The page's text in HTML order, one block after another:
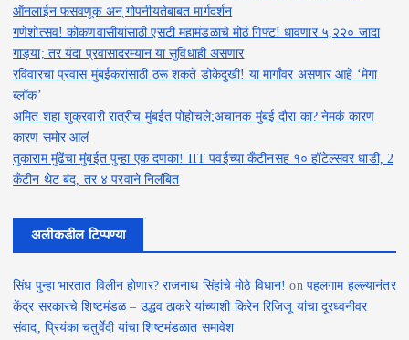
ऑनलाईन फसवणूक अन् गोपनीयतेबाबत मार्गदर्शन
गणेशोत्सव! कोकणवासीयांसाठी एसटी महामंडळाचे मोठं गिफ्ट! धावणार ५,२२० जादा
गाड्या; तर यंदा प्रवासादरम्यान या सुविधाही असणार
रविवारचा प्रवास मुंबईकरांसाठी ठरू शकते डोकेदुखी! या मार्गांवर असणार आहे ‘मेगा
ब्लॉक’
अमित शहा शुक्रवारी रात्रीच मुंबईत पोहोचले;अचानक मुंबई दौरा का? नेमकं कारण
कारण समोर आलं
तुकाराम मुंढेंचा मुंबईत पुन्हा एक दणका! IIT पवईच्या कँटीनसह १० हॉटेल्सवर धाडी, 2
कँटीन थेट बंद, तर ४ परवाने निलंबित
अलीकडील टिप्पण्या
सिंध पुन्हा भारतात विलीन होणार? राजनाथ सिंहांचे मोठे विधान! on पहलगाम हल्ल्यानंतर
केंद्र सरकारचे शिष्टमंडळ – उद्धव ठाकरे यांच्याशी किरेन रिजिजू यांचा दूरध्वनीवर
संवाद, प्रियंका चतुर्वेदी यांचा शिष्टमंडळात समावेश